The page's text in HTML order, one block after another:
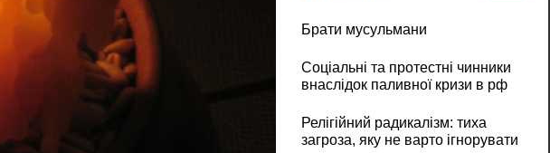
Брати мусульмани
Соціальні та протестні чинники
внаслідок паливної кризи в рф
Релігійний радикалізм: тиха
загроза, яку не варто ігнорувати